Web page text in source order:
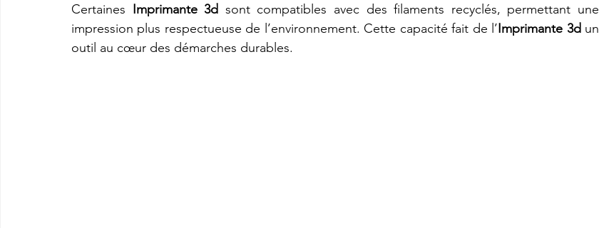
Certaines Imprimante 3d sont compatibles avec des filaments recyclés, permettant une
impression plus respectueuse de l’environnement. Cette capacité fait de l’Imprimante 3d un
outil au cœur des démarches durables.